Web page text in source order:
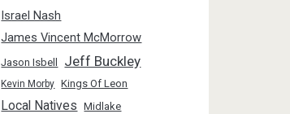
Israel Nash
James Vincent McMorrow
Jason Isbell Jeff Buckley
Kevin Morby Kings Of Leon
Local Natives Midlake